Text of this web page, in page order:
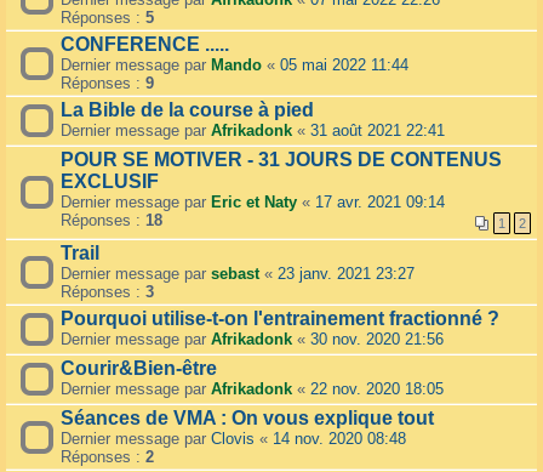
Réponses : 5
CONFERENCE .....
Dernier message par Mando « 05 mai 2022 11:44
Réponses : 9
La Bible de la course à pied
Dernier message par Afrikadonk « 31 août 2021 22:41
POUR SE MOTIVER - 31 JOURS DE CONTENUS
EXCLUSIF
Dernier message par Eric et Naty « 17 avr. 2021 09:14
Réponses : 18 1 2
Trail
Dernier message par sebast« 23 janv. 2021 23:27
Réponses : 3
Pourquoi utilise-t-on l'entrainement fractionné ?
Dernier message par Afrikadonk « 30 nov. 2020 21:56
Courir&Bien-être
Dernier message par Afrikadonk « 22 nov. 2020 18:05
Séances de VMA : On vous explique tout
Dernier message par Clovis « 14 nov. 2020 08:48
Réponses : 2